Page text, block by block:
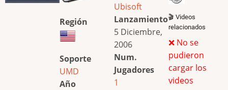
Región
Soporte
UMD
Año
Ubisoft
Lanzamiento
5 Diciembre,
2006
Num.
Jugadores
1
🎬 Videos
relacionados
❌ No se
pudieron
cargar los
videos